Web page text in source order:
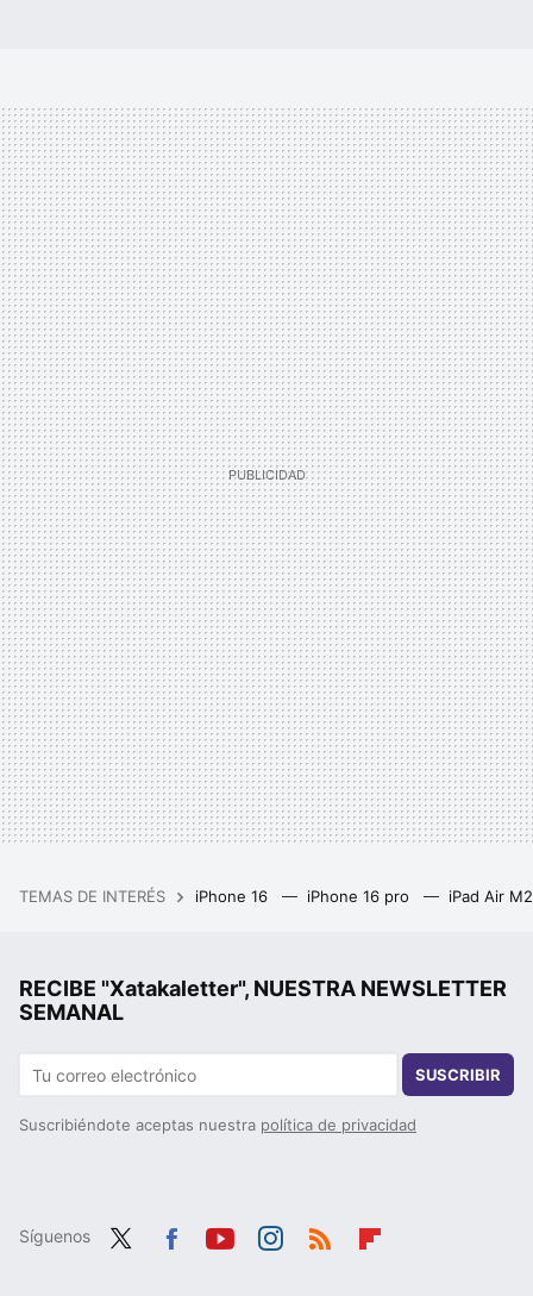
TEMAS DE INTERÉS iPhone 16 iPhone 16 pro iPad Air
RECIBE "Xatakaletter", NUESTRA NEWSLETTER
SEMANAL
SUSCRIBIR
Suscribiéndote aceptas nuestra política de privacidad
Síguenos